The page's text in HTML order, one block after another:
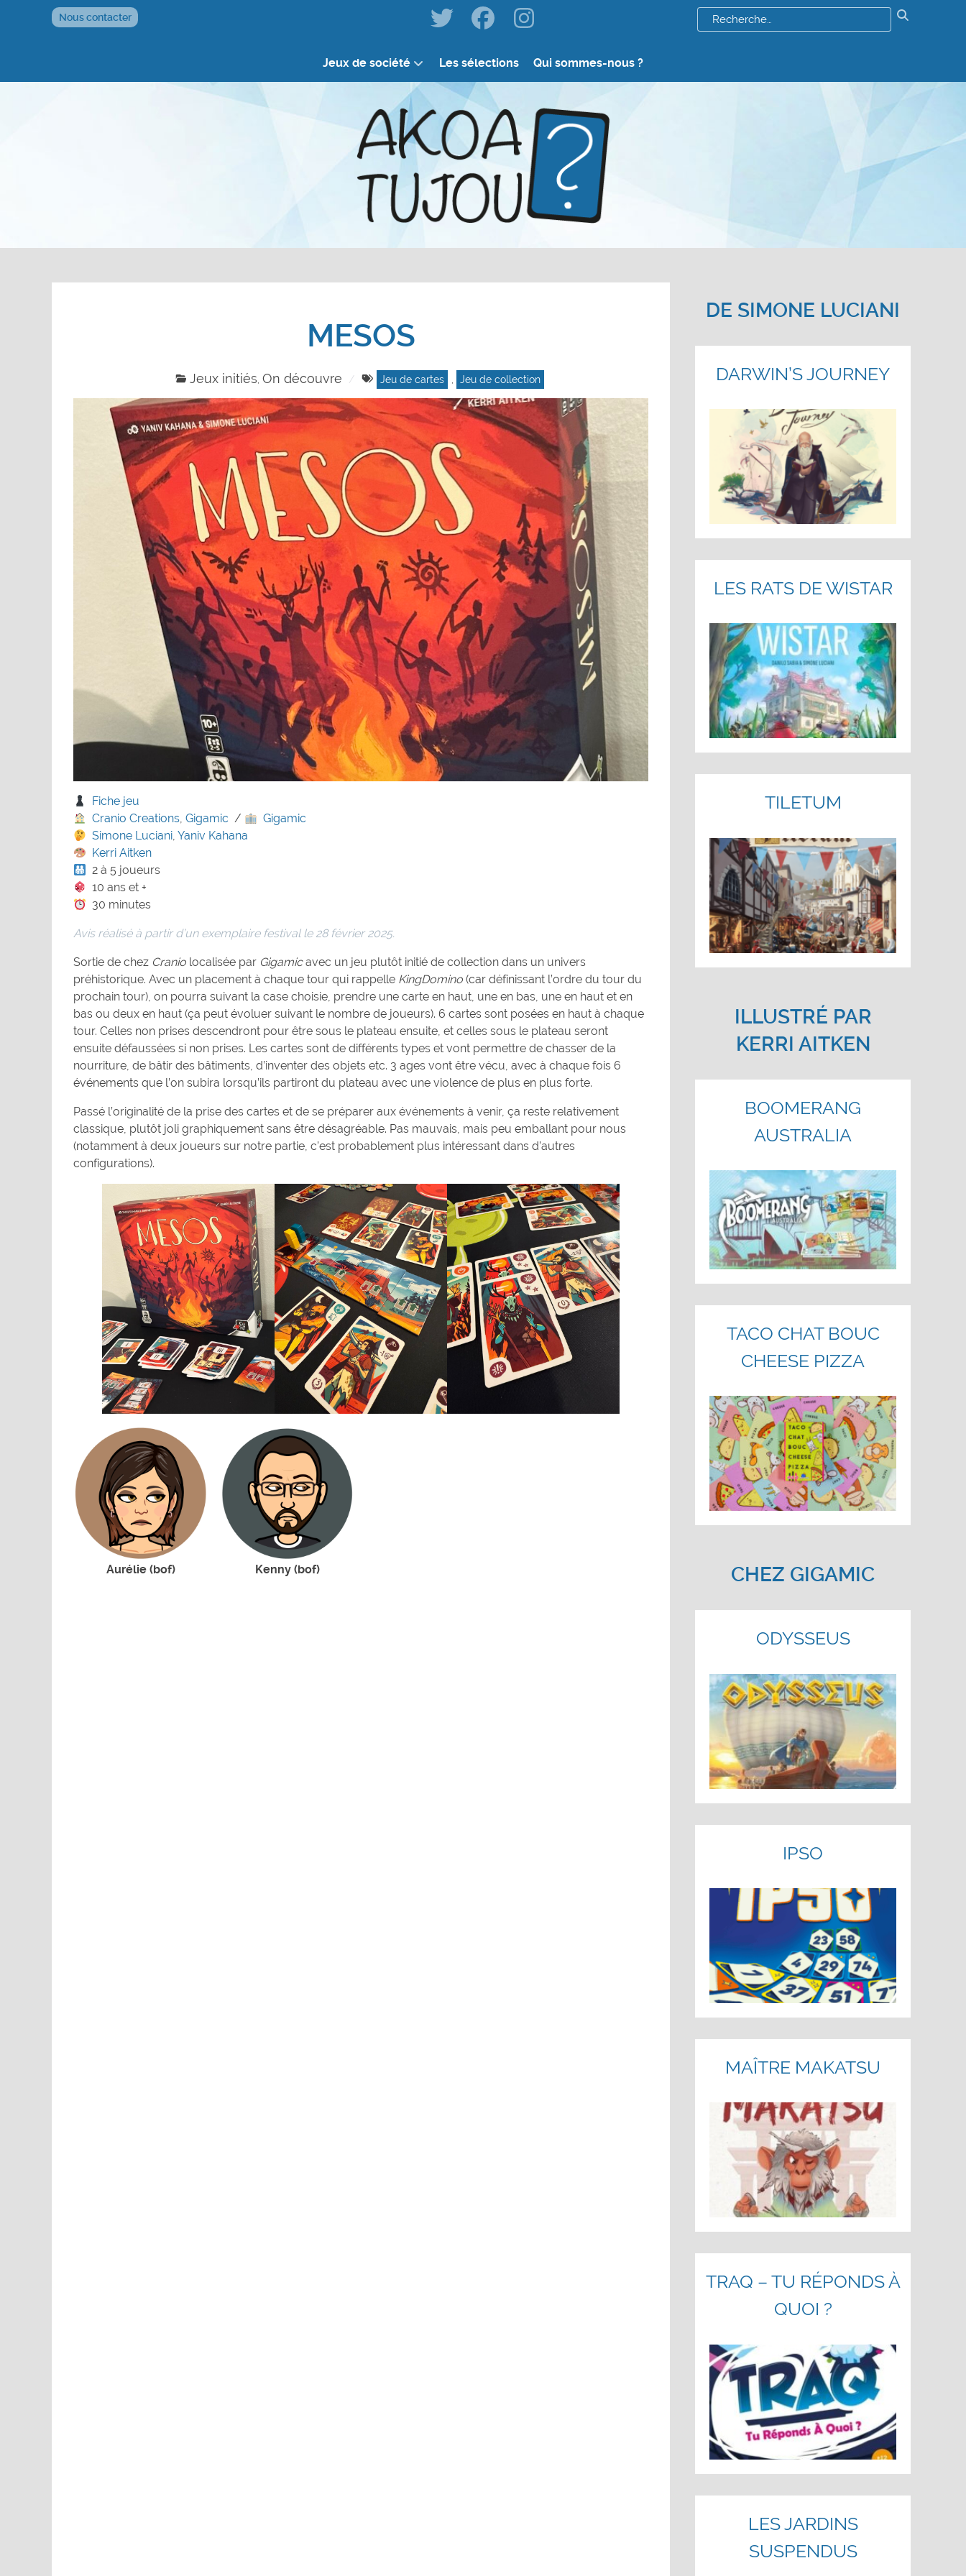
Nous contacter
recherche
Jeux de société Les sélections Qui sommes-nous ?
MESOS
Jeux initiés On découvre Jeu de cartes Jeu de collection
Fiche jeu
Cranio Creations,Gigamic /
Gigamic
Simone Luciani,Yaniv Kahana
Kerri Aitken
2 à 5 joueurs
10 ans et +
30 minutes
Avis réalisé à partir d’un exemplaire festival le 28 février 2025.
Sortie de chez Cranio localisée par Gigamicavec un jeu plutôt initié de collection dans un univers
préhistorique. Avec un placement à chaque tour qui rappelle KingDomino (car définissant l’ordre du tour du
prochain tour), on pourra suivant la case choisie, prendre une carte en haut, une en bas, une en haut et en
bas ou deux en haut (ça peut évoluer suivant le nombre de joueurs). 6 cartes sont posées en haut à chaque
tour. Celles non prises descendront pour être sous le plateau ensuite, et celles sous le plateau seront
ensuite défaussées si non prises. Les cartes sont de différents types et vont permettre de chasser de la
nourriture, de bâtir des bâtiments, d’inventer des objets etc. 3 ages vont être vécu, avec à chaque fois 6
événements que l’on subira lorsqu’ils partiront du plateau avec une violence de plus en plus forte.
Passé l’originalité de la prise des cartes et de se préparer aux événements à venir, ça reste relativement
classique, plutôt joli graphiquement sans être désagréable. Pas mauvais, mais peu emballant pour nous
(notamment à deux joueurs sur notre partie, c’est probablement plus intéressant dans d’autres
configurations).
Aurélie (bof) Kenny (bof)
DE SIMONE LUCIANI
DARWIN’S JOURNEY
LES RATS DE WISTAR
TILETUM
ILLUSTRÉ PAR
KERRI AITKEN
BOOMERANG
AUSTRALIA
TACO CHAT BOUC
CHEESE PIZZA
CHEZ GIGAMIC
ODYSSEUS
IPSO
MAÎTRE MAKATSU
TRAQ – TU RÉPONDS À
QUOI ?
LES JARDINS
SUSPENDUS